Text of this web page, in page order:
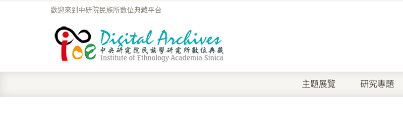
歡迎來到中研院民族所數位典藏平台
主題展覽 研究專題